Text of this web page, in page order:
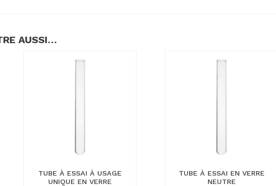
AUSSI…
TUBE À ESSAI À USAGE
UNIQUE EN VERRE
TUBE À ESSAI EN VERRE
NEUTRE